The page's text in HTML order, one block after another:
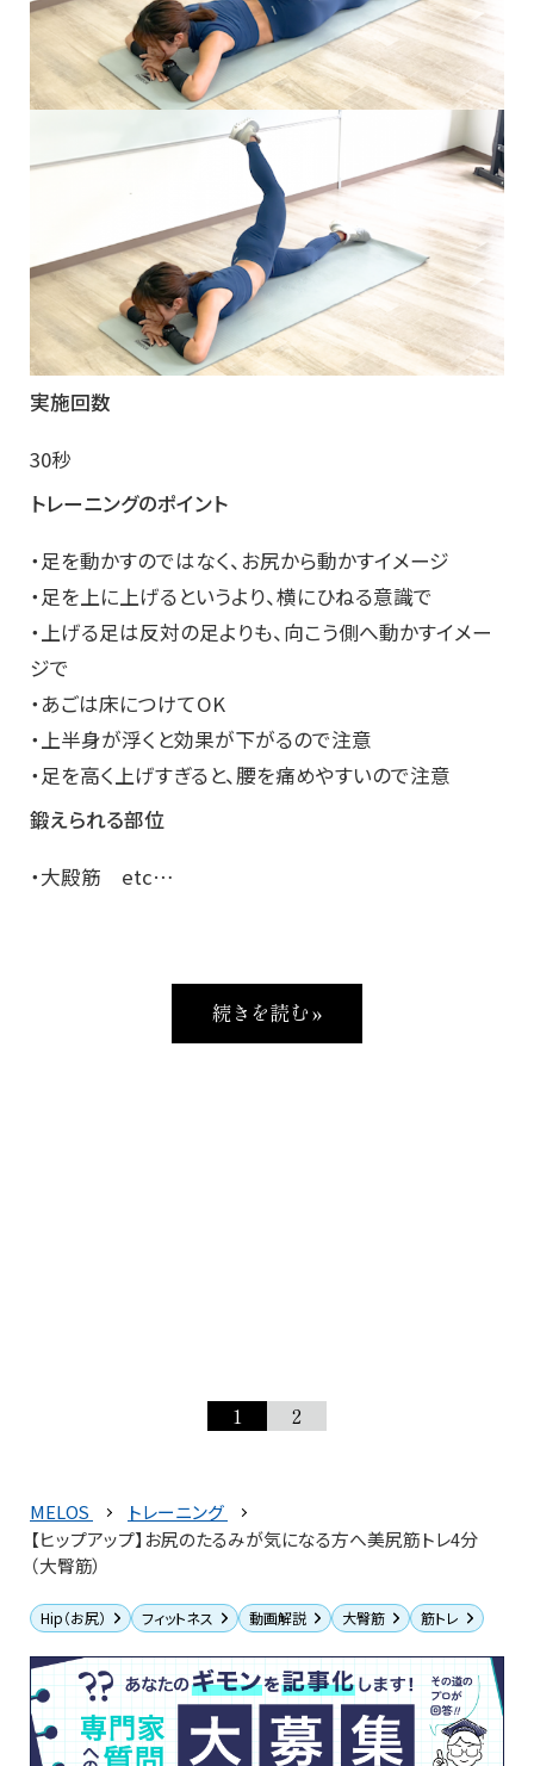
実施回数
30秒
トレーニングのポイント
・足を動かすのではなく、お尻から動かすイメージ
・足を上に上げるというより、横にひねる意識で
・上げる足は反対の足よりも、向こう側へ動かすイメー
ジで
・あごは床につけてOK
・上半身が浮くと効果が下がるので注意
・足を高く上げすぎると、腰を痛めやすいので注意
鍛えられる部位
・大殿筋 etc…
続きを読む »
1 2
MELOS
トレーニング
【ヒップアップ】お尻のたるみが気になる方へ美尻筋トレ4分
（大臀筋）
Hip（お尻） フィットネス 動画解説 大臀筋 筋トレ